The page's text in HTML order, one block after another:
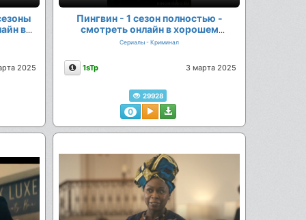
в
2025
Пингвин - 1 сезон полностью -
смотреть онлайн в хорошем
качестве
Сериалы - Криминал
Описание
1sTp 3 марта 2025
29928
0